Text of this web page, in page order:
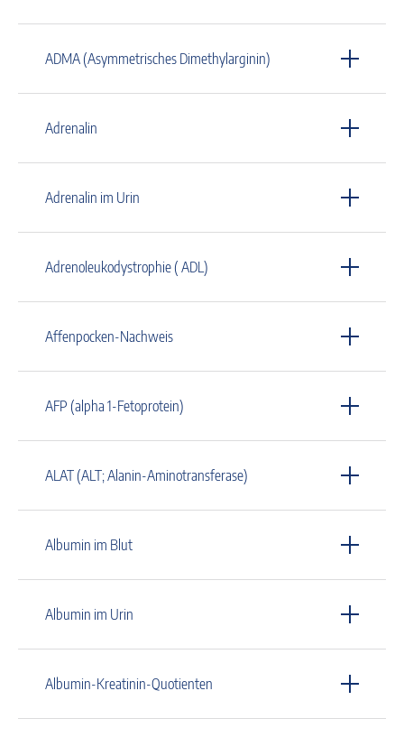
ADMA (Asymmetrisches Dimethylarginin)
Adrenalin
Adrenalin im Urin
Adrenoleukodystrophie ( ADL)
Affenpocken-Nachweis
AFP (alpha 1-Fetoprotein)
ALAT (ALT; Alanin-Aminotransferase)
Albumin im Blut
Albumin im Urin
Albumin-Kreatinin-Quotienten